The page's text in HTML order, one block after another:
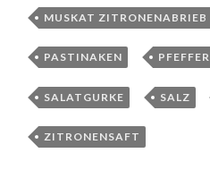
MUSKAT ZITRONENABRIEB
PASTINAKEN , PFEFFER
SALATGURKE , SALZ
ZITRONENSAFT